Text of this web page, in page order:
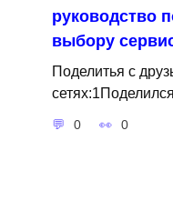
руководство
выбору
Поделитья с
0 0